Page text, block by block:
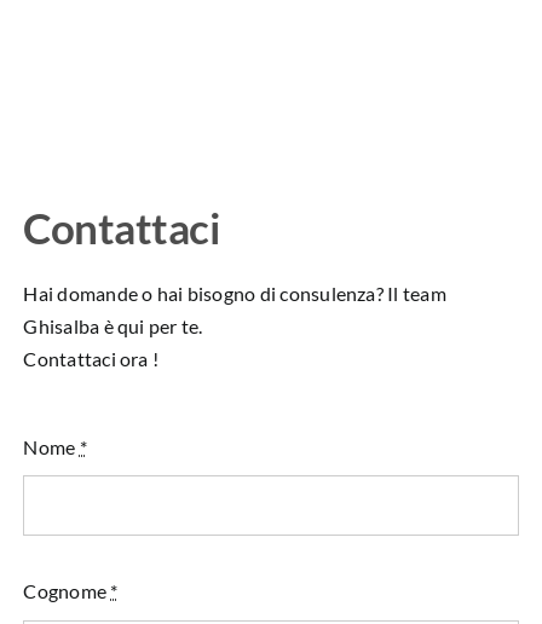
Contattaci
Hai domande o hai bisogno di consulenza? Il team
Ghisalba è qui per te.
Contattaci ora !
Nome *
Cognome *